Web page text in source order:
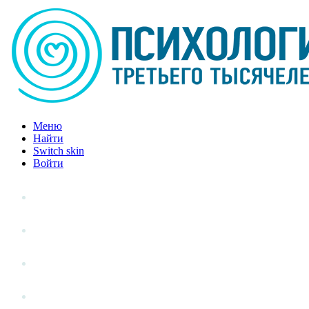
Меню
Найти
Switch skin
Войти